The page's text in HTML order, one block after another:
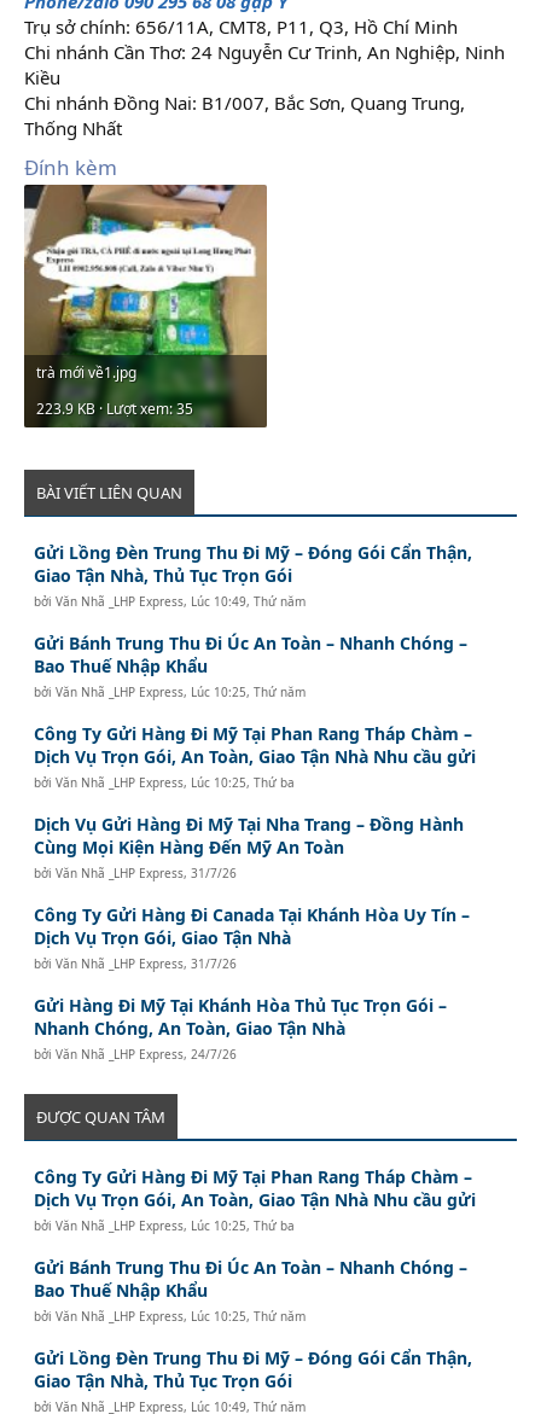
Trụ sở chính: 656/11A, CMT8, P11, Q3, Hồ Chí Minh
Chi nhánh Cần Thơ: 24 Nguyễn Cư Trinh, An Nghiệp, Ninh
Kiều
Chi nhánh Đồng Nai: B1/007, Bắc Sơn, Quang Trung,
Thống Nhất
Đính kèm
trà mới về1.jpg
223.9 KB · Lượt xem: 35
BÀI VIẾT LIÊN QUAN
Gửi Lồng Đèn Trung Thu Đi Mỹ – Đóng Gói Cẩn Thận,
Giao Tận Nhà, Thủ Tục Trọn Gói
bởiVăn Nhã _LHP Express, Lúc 10:49, Thứ năm
Gửi Bánh Trung Thu Đi Úc An Toàn – Nhanh Chóng –
Bao Thuế Nhập Khẩu
bởiVăn Nhã _LHP Express, Lúc 10:25, Thứ năm
Công Ty Gửi Hàng Đi Mỹ Tại Phan Rang Tháp Chàm –
Dịch Vụ Trọn Gói, An Toàn, Giao Tận Nhà Nhu cầu gửi
bởiVăn Nhã _LHP Express, Lúc 10:25, Thứ ba
Dịch Vụ Gửi Hàng Đi Mỹ Tại Nha Trang – Đồng Hành
Cùng Mọi Kiện Hàng Đến Mỹ An Toàn
bởiVăn Nhã _LHP Express,31/7/26
Công Ty Gửi Hàng Đi Canada Tại Khánh Hòa Uy Tín –
Dịch Vụ Trọn Gói, Giao Tận Nhà
bởiVăn Nhã _LHP Express,31/7/26
Gửi Hàng Đi Mỹ Tại Khánh Hòa Thủ Tục Trọn Gói –
Nhanh Chóng, An Toàn, Giao Tận Nhà
bởiVăn Nhã _LHP Express,24/7/26
ĐƯỢC QUAN TÂM
Công Ty Gửi Hàng Đi Mỹ Tại Phan Rang Tháp Chàm –
Dịch Vụ Trọn Gói, An Toàn, Giao Tận Nhà Nhu cầu gửi
bởiVăn Nhã _LHP Express, Lúc 10:25, Thứ ba
Gửi Bánh Trung Thu Đi Úc An Toàn – Nhanh Chóng –
Bao Thuế Nhập Khẩu
bởiVăn Nhã _LHP Express, Lúc 10:25, Thứ năm
Gửi Lồng Đèn Trung Thu Đi Mỹ – Đóng Gói Cẩn Thận,
Giao Tận Nhà, Thủ Tục Trọn Gói
bởiVăn Nhã _LHP Express, Lúc 10:49, Thứ năm